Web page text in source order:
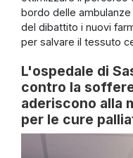
bordo delle ambulanze
del dibattito i nuovi
per salvare il tessuto
L'ospedale di
contro la
aderiscono alla
per le cure